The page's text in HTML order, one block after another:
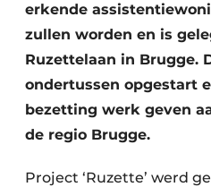
Bedrijven
BIM
Evenementen
Dak & Gevel
Houtbouw
HVAC
erkende
zullen worden en is
Ruzettelaan in Brugge.
ondertussen opgestart
bezetting werk geven
de regio Brugge.
Project ‘Ruzette’ werd